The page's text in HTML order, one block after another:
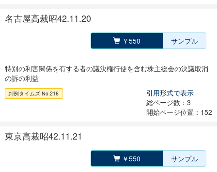
名古屋高裁昭42.11.20
￥550 サンプル
特別の利害関係を有する者の議決権行使を含む株主総会の決議取消
の訴の利益
判例タイムズ No.216
引用形式で表示
総ページ数：3
開始ページ位置：152
東京高裁昭42.11.21
￥550 サンプル